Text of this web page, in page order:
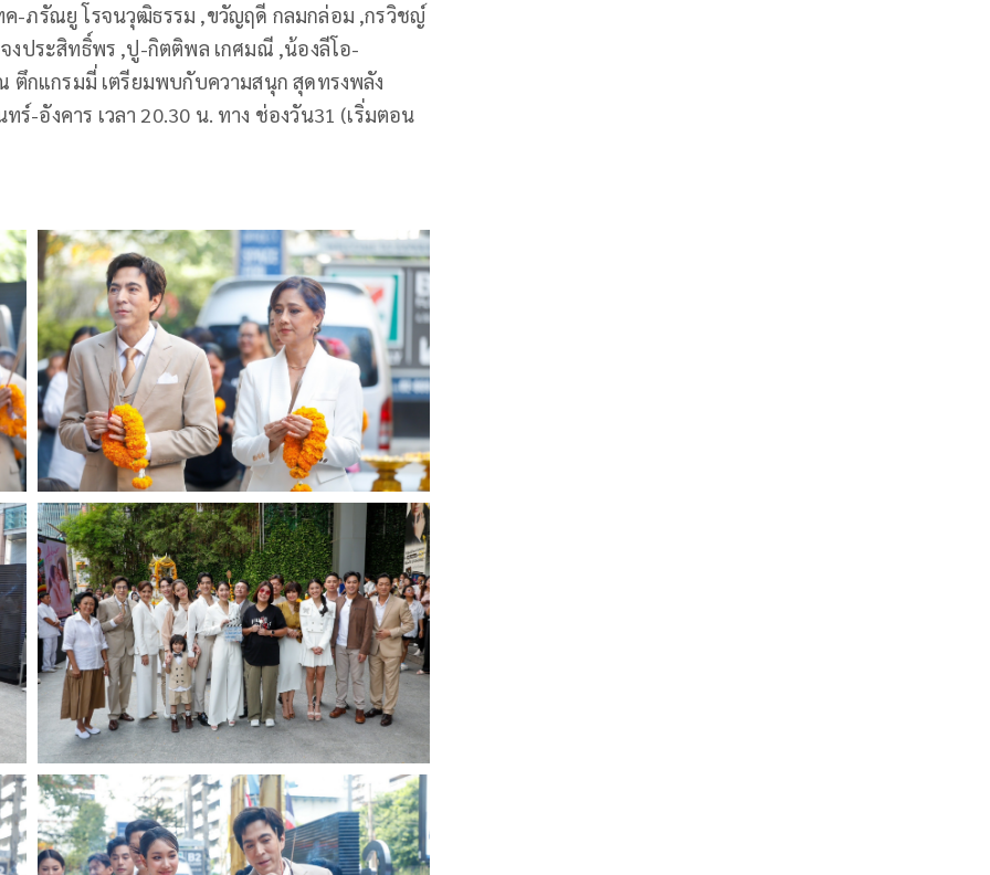
-ภรัณยู โรจนวุฒิธรรม ,ขวัญฤดี กลมกล่อม ,กรวิชญ์
ประสิทธิ์พร ,ปู-กิตติพล เกศมณี ,น้องลีโอ-
ตึกแกรมมี่ เตรียมพบกับความสนุก สุดทรงพลัง
-อังคาร เวลา 20.30 น. ทาง ช่องวัน31 (เริ่มตอน